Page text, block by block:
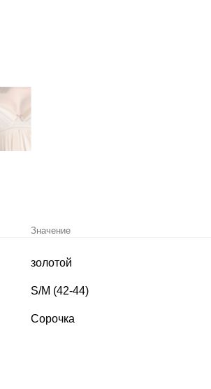
Значение
золотой
S/M (42-44)
Сорочка